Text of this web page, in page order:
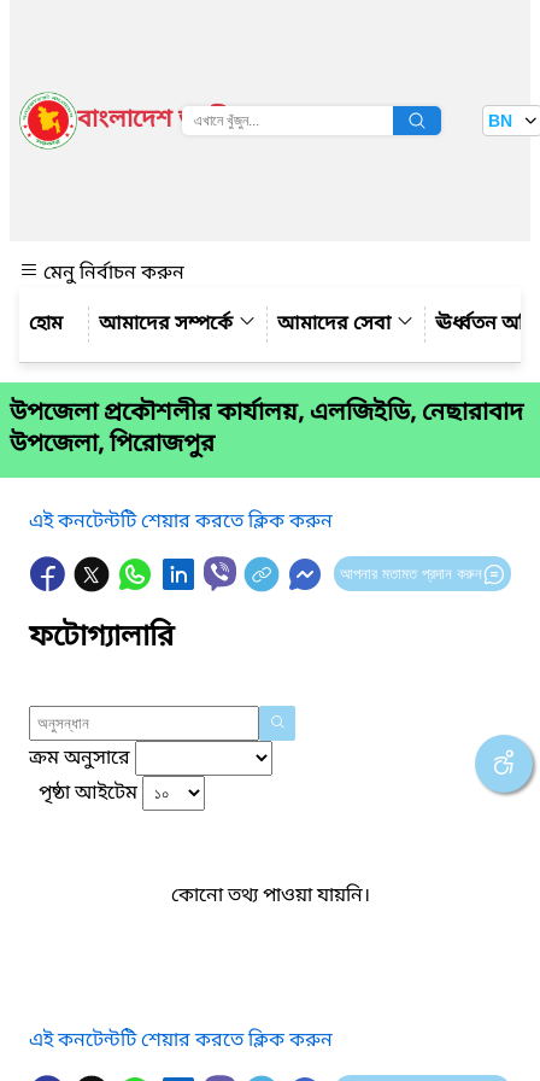
বাংলাদেশ জাতীয় তথ্য বাতায়ন BN
মেনু নির্বাচন করুন
আমাদের সম্পর্কে
আমাদের সেবা ঊর্ধ্বতন
উপজেলা প্রকৌশলীর কার্যালয়, এলজিইডি, নেছারাবাদ
উপজেলা, পিরোজপুর
এই কনটেন্টটি শেয়ার করতে ক্লিক করুন
আপনার মতামত প্রদান করুন
ফটোগ্যালারি
ক্রম অনুসারে
পৃষ্ঠা আইটেম
কোনো তথ্য পাওয়া যায়নি।
এই কনটেন্টটি শেয়ার করতে ক্লিক করুন